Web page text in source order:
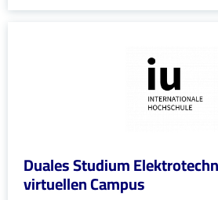
Duales Studium
virtuellen Campus